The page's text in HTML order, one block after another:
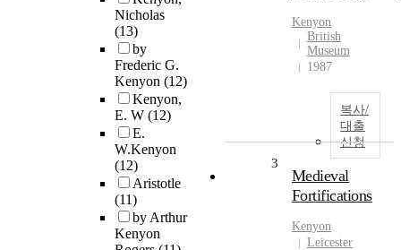
Nicholas
(13)
by
Frederic G.
Kenyon (12)
Kenyon,
E. W (12)
E.
W.Kenyon
(12)
Aristotle
(11)
by Arthur
Kenyon
Kenyon
British
Museum
1987
복사/
대출
신청
3
Medieval
Fortifications
Kenyon
Leicester